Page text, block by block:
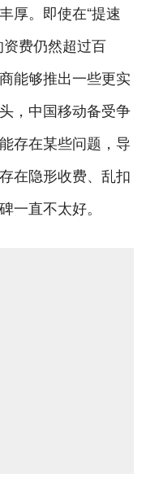
厚。即使在“提速
费仍然超过百
能够推出一些更实
，中国移动备受争
存在某些问题，导
在隐形收费、乱扣
一直不太好。